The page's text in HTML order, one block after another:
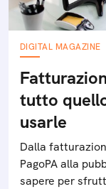
DIGITAL MAGAZINE
tutto
usarle
Dalla
PagoPA alla
sapere per